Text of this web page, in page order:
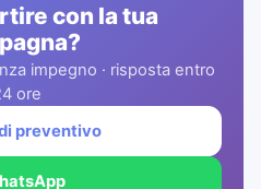
con la tua
impegno · risposta entro
ore
preventivo